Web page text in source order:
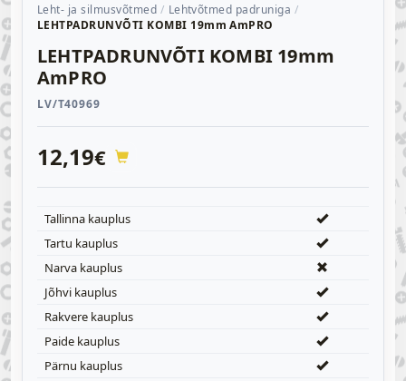
Leht- ja silmusvõtmed
Lehtvõtmed padruniga
LEHTPADRUNVÕTI KOMBI 19mm AmPRO
LEHTPADRUNVÕTI KOMBI 19mm
AmPRO
LV/T40969
12,19€
Tallinna kauplus
Tartu kauplus
Narva kauplus
Jõhvi kauplus
Rakvere kauplus
Paide kauplus
Pärnu kauplus